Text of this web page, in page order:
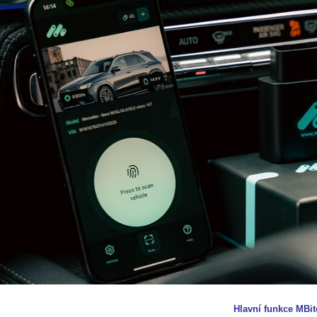
Hlavní funkce